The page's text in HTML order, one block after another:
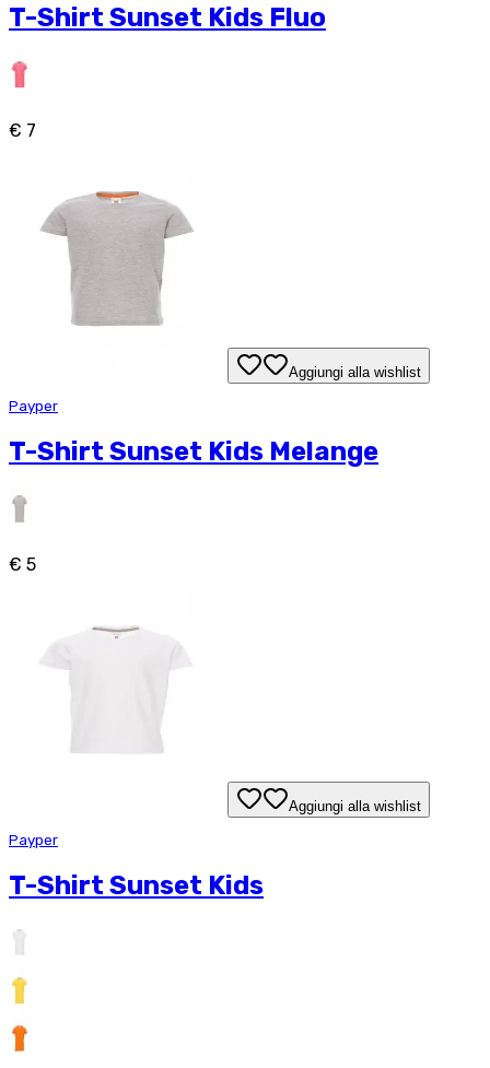
T-Shirt Sunset Kids Fluo
€ 7
Aggiungi alla wishlist
Payper
T-Shirt Sunset Kids Melange
€ 5
Aggiungi alla wishlist
Payper
T-Shirt Sunset Kids